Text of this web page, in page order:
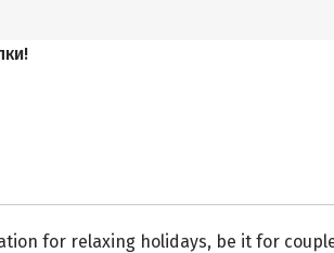
for relaxing holidays, be it for